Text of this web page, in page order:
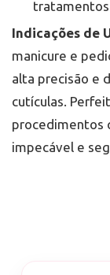
tratamentos
Indicações de
manicure e
alta precisão e
cutículas.
procedimentos
impecável e